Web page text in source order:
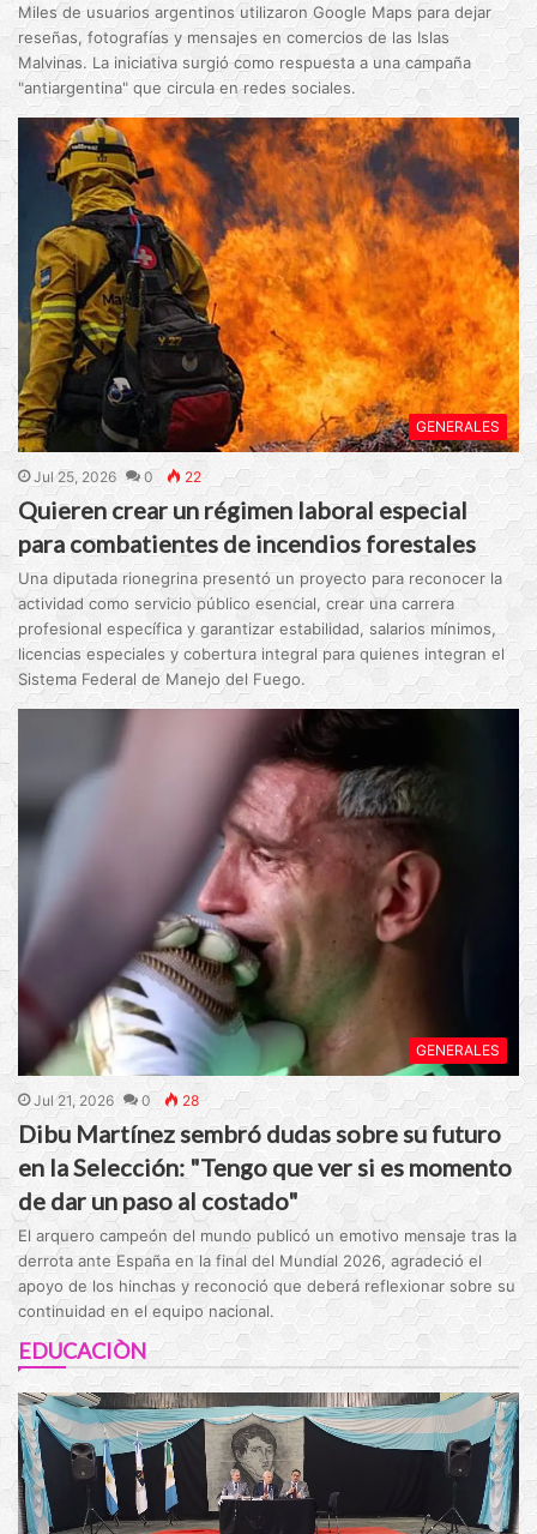
Miles de usuarios argentinos utilizaron Google Maps para dejar
reseñas, fotografías y mensajes en comercios de las Islas
Malvinas. La iniciativa surgió como respuesta a una campaña
"antiargentina" que circula en redes sociales.
GENERALES
Jul 25, 2026 0 22
Quieren crear un régimen laboral especial
para combatientes de incendios forestales
Una diputada rionegrina presentó un proyecto para reconocer la
actividad como servicio público esencial, crear una carrera
profesional específica y garantizar estabilidad, salarios mínimos,
licencias especiales y cobertura integral para quienes integran el
Sistema Federal de Manejo del Fuego.
GENERALES
Jul 21, 2026 0 28
Dibu Martínez sembró dudas sobre su futuro
en la Selección: "Tengo que ver si es momento
de dar un paso al costado"
El arquero campeón del mundo publicó un emotivo mensaje tras la
derrota ante España en la final del Mundial 2026, agradeció el
apoyo de los hinchas y reconoció que deberá reflexionar sobre su
continuidad en el equipo nacional.
EDUCACIÒN